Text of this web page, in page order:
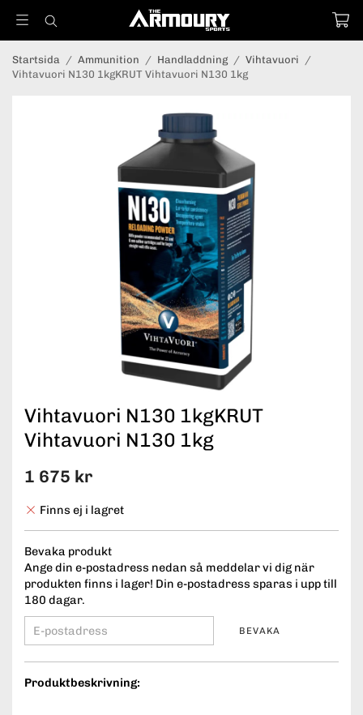
Startsida / Ammunition / Handladdning / Vihtavuori /
Vihtavuori N130 1kgKRUT Vihtavuori N130 1kg
Vihtavuori N130 1kgKRUT
Vihtavuori N130 1kg
1 675 kr
Finns ej i lagret
Bevaka produkt
Ange din e-postadress nedan så meddelar vi dig när
produkten finns i lager! Din e-postadress sparas i upp till
180 dagar.
BEVAKA
Produktbeskrivning: